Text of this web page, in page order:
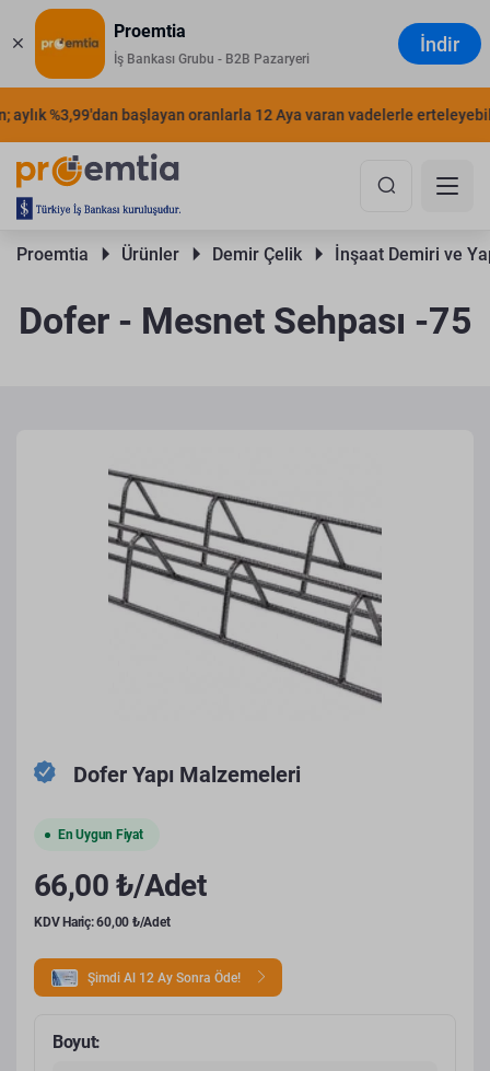
Proemtia
İş Bankası Grubu - B2B Pazaryeri
İndir
%3,99'dan başlayan oranlarla 12 Aya varan vadelerle
Proemtia Ürünler Demir Çelik İnşaat Demiri ve
Dofer - Mesnet Sehpası -75
Dofer Yapı Malzemeleri
En Uygun Fiyat
66,00 ₺/Adet
KDV Hariç: 60,00 ₺/Adet
Şimdi Al 12 Ay Sonra Öde!
Boyut: